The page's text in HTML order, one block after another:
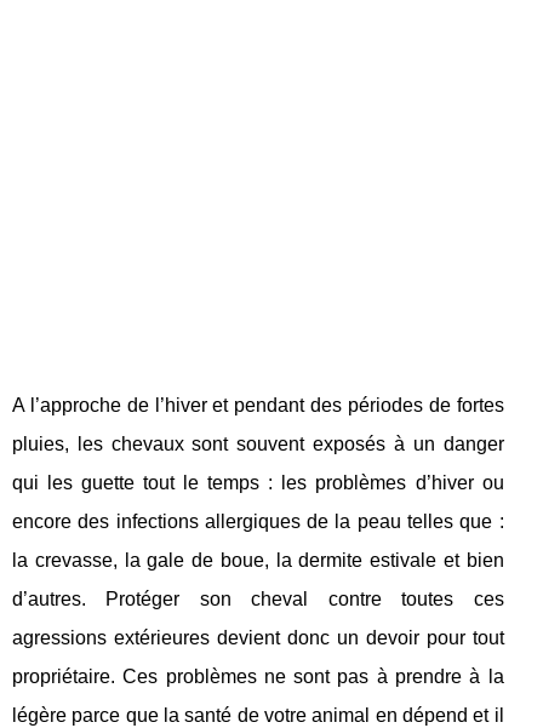
A l’approche de l’hiver et pendant des périodes de fortes
pluies, les chevaux sont souvent exposés à un danger
qui les guette tout le temps : les problèmes d’hiver ou
encore des infections allergiques de la peau telles que :
la crevasse, la gale de boue, la dermite estivale et bien
d’autres. Protéger son cheval contre toutes ces
agressions extérieures devient donc un devoir pour tout
propriétaire. Ces problèmes ne sont pas à prendre à la
légère parce que la santé de votre animal en dépend et il